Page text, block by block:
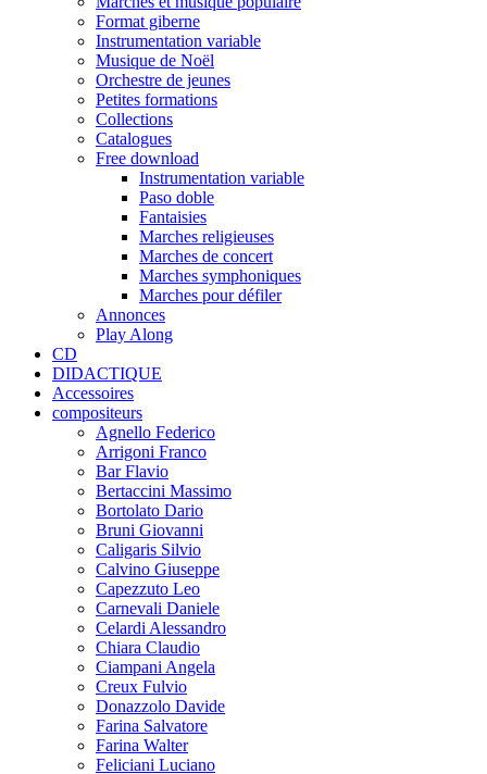
Format giberne
Instrumentation variable
Musique de Noël
Orchestre de jeunes
Petites formations
Collections
Catalogues
Free download
Instrumentation variable
Paso doble
Fantaisies
Marches religieuses
Marches de concert
Marches symphoniques
Marches pour défiler
Annonces
Play Along
CD
DIDACTIQUE
Accessoires
compositeurs
Agnello Federico
Arrigoni Franco
Bar Flavio
Bertaccini Massimo
Bortolato Dario
Bruni Giovanni
Caligaris Silvio
Calvino Giuseppe
Capezzuto Leo
Carnevali Daniele
Celardi Alessandro
Chiara Claudio
Ciampani Angela
Creux Fulvio
Donazzolo Davide
Farina Salvatore
Farina Walter
Feliciani Luciano